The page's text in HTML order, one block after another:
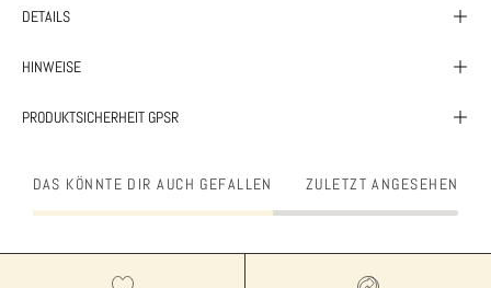
DETAILS
HINWEISE
PRODUKTSICHERHEIT GPSR
DAS KÖNNTE DIR AUCH GEFALLEN ZULETZT ANGESEHEN